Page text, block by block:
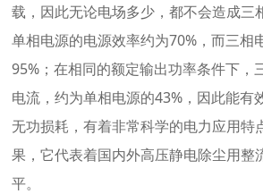
载，因此无论电场多少，都不会造成三
单相电源的电源效率约为70%，而三相
95%；在相同的额定输出功率条件下，
电流，约为单相电源的43%，因此能有
无功损耗，有着非常科学的电力应用特
果，它代表着国内外高压静电除尘用整
平。